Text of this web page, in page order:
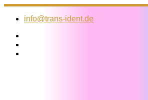
Zum
Inhalt
info@trans-ident.de